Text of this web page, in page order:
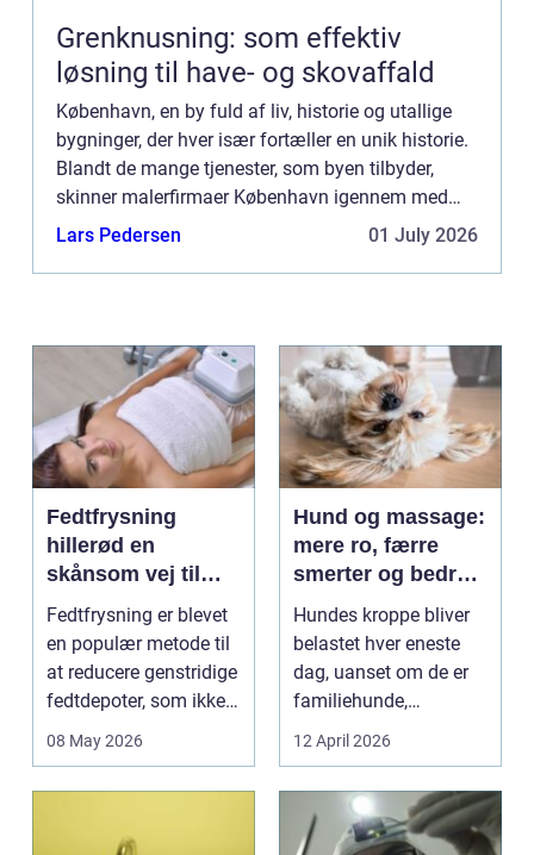
Grenknusning: som effektiv
løsning til have- og skovaffald
København, en by fuld af liv, historie og utallige
bygninger, der hver især fortæller en unik historie.
Blandt de mange tjenester, som byen tilbyder,
skinner malerfirmaer København igennem med
deres evne til at forvandle og ...
Lars Pedersen 01 July 2026
Fedtfrysning
hillerød en
skånsom vej til
reduktion af lokale
fedtdepoter
Fedtfrysning er blevet
en populær metode til
at reducere genstridige
fedtdepoter, som ikke
08 May 2026
Hund og massage:
mere ro, færre
smerter og bedre
bevægelse
Hundes kroppe bliver
belastet hver eneste
dag, uanset om de er
familiehunde,
jagthunde,
konkurrenceh...
12 April 2026